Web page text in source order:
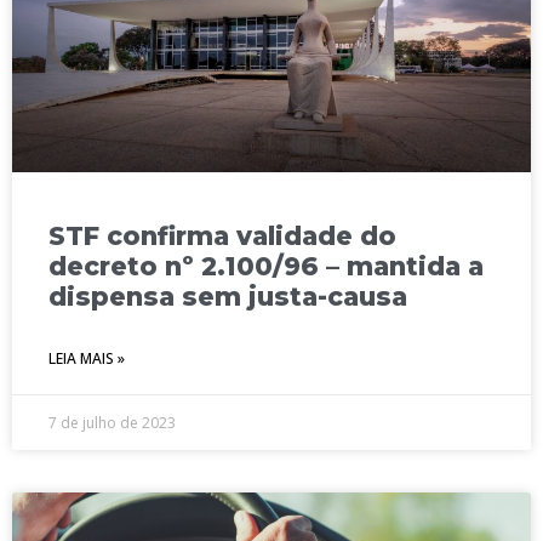
STF confirma validade do
decreto nº 2.100/96 – mantida a
dispensa sem justa-causa
LEIA MAIS »
7 de julho de 2023